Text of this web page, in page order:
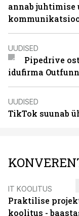
annab juhtimise
UUDISED
Pipedrive
idufirma
UUDISED
TikTok suunab
IT KOOLITUS
Praktilise
koolitus -